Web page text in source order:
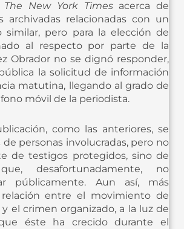
The New York Timesacerca de
archivadas relacionadas con un
similar, pero para la elección de
al respecto por parte de la
Obrador no se dignó responder,
la solicitud de información
matutina, llegando al grado de
móvil de la periodista.
como las anteriores, se
de personas involucradas, pero no
de testigos protegidos, sino de
desafortunadamente, no
públicamente. Aun así, más
entre el movimiento de
y el crimen organizado, a la luz de
éste ha crecido durante el